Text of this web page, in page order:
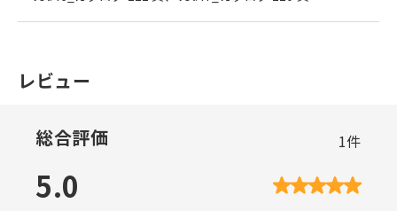
レビュー
総合評価 1件
5.0